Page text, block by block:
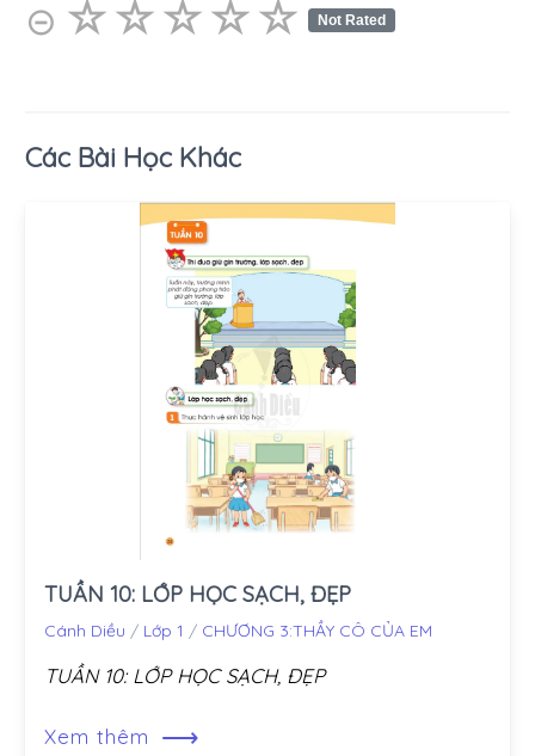
⊝ ☆☆☆☆☆
★★★★★ Not Rated
Các Bài Học Khác
TUẦN 10: LỚP HỌC SẠCH, ĐẸP
Cánh Diều / Lớp 1 / CHƯƠNG 3:THẦY CÔ CỦA EM
TUẦN 10: LỚP HỌC SẠCH, ĐẸP
Xem thêm ⟶